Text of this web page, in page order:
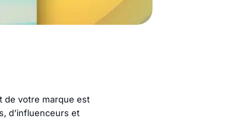
de votre marque est
d’influenceurs et